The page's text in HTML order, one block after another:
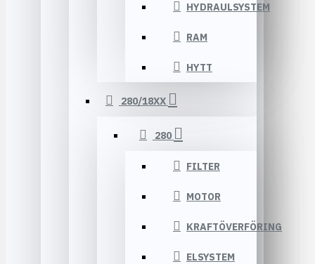
HYDRAULSYSTEM
RAM
HYTT
280/18XX
280
FILTER
MOTOR
KRAFTÖVERFÖRING
ELSYSTEM